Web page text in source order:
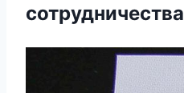
сотрудничества